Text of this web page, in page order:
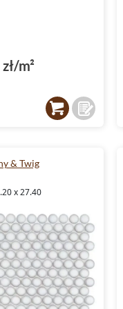
m²
& Twig
x 27.40